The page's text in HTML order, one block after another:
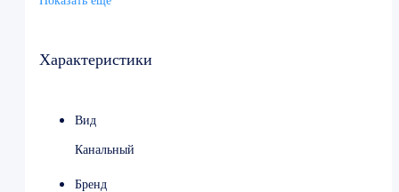
Производительность max, м³/ч 1800
Характеристики
Вид
Канальный
Бренд